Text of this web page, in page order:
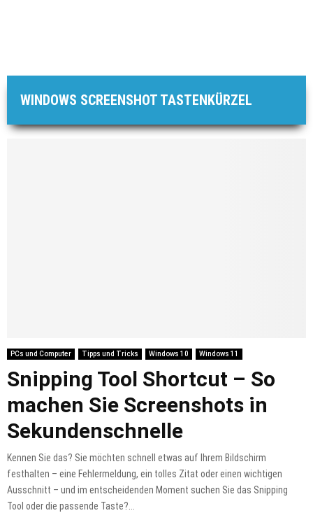
WINDOWS SCREENSHOT TASTENKÜRZEL
PCs und Computer Tipps und Tricks Windows 10 Windows 11
Snipping Tool Shortcut – So
machen Sie Screenshots in
Sekundenschnelle
Kennen Sie das? Sie möchten schnell etwas auf Ihrem Bildschirm
festhalten – eine Fehlermeldung, ein tolles Zitat oder einen wichtigen
Ausschnitt – und im entscheidenden Moment suchen Sie das Snipping
Tool oder die passende Taste?...